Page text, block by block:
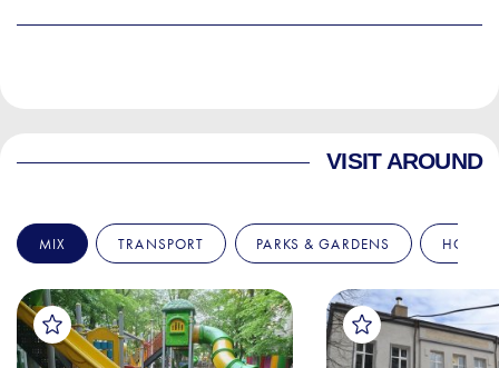
VISIT AROUND
MIX TRANSPORT PARKS & GARDENS